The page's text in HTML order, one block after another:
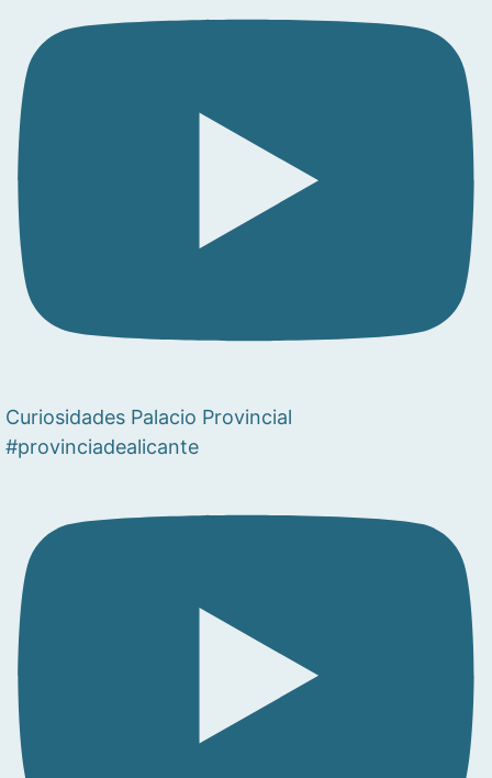
Curiosidades Palacio Provincial
#provinciadealicante